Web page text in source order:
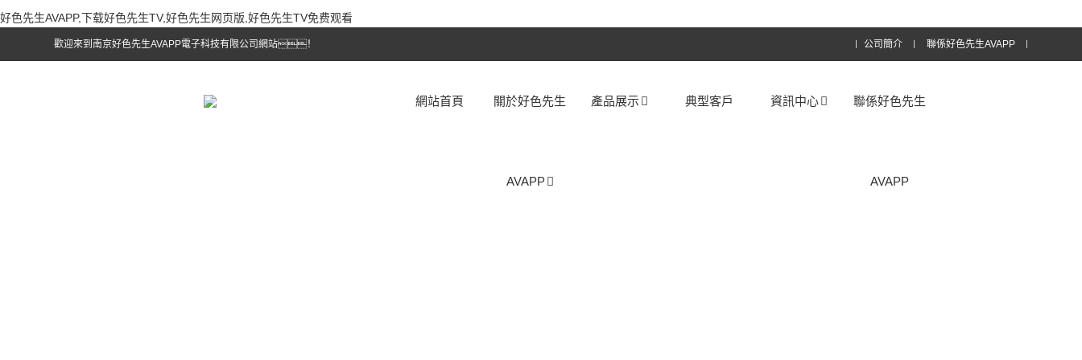
好色先生AVAPP,下载好色先生TV,好色先生网页版,好色先生TV免费观看
歡迎來到南京好色先生AVAPP電子科技有限公司網站！ 公司簡介 聯係好色先生AVAPP
網站首頁 關於好色先生
AVAPP
產品展示 典型客戶 資訊中心 聯係好色先生
AVAPP